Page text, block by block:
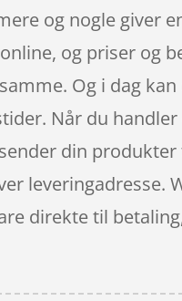
og nogle giver
og priser og
Og i dag
Når du
din
leveringadresse.
direkte til